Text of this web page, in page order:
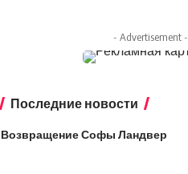
- Advertisement -
Последние новости
Возвращение Софы Ландвер